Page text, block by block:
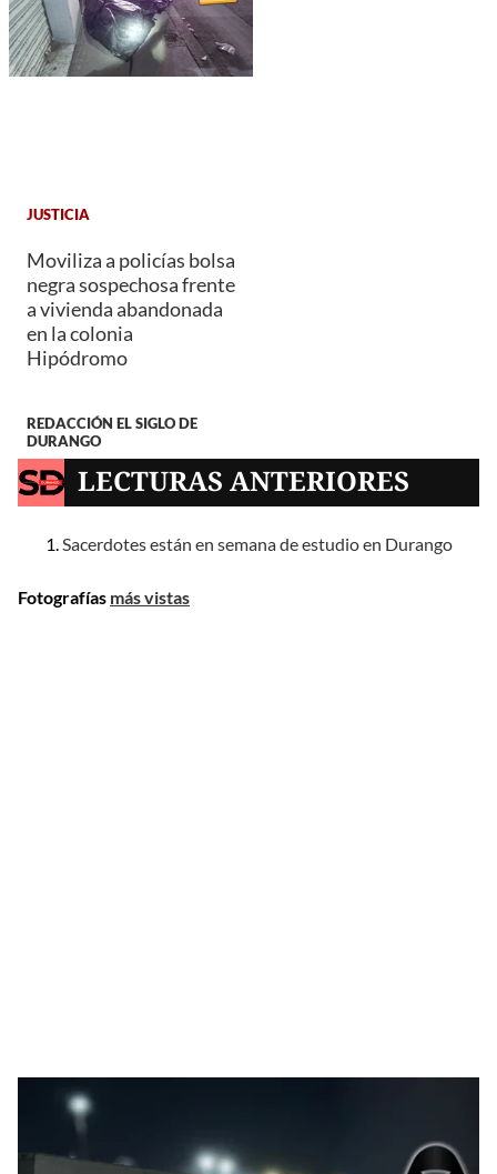
JUSTICIA
Moviliza a policías bolsa
negra sospechosa frente
a vivienda abandonada
en la colonia
Hipódromo
REDACCIÓN EL SIGLO DE
DURANGO
LECTURAS ANTERIORES
Sacerdotes están en semana de estudio en Durango
Fotografías más vistas